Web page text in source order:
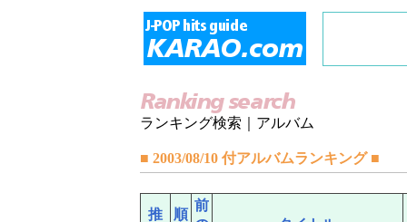
ランキング検索｜アルバム
■ 2003/08/10 付アルバムランキング ■
推
順
前